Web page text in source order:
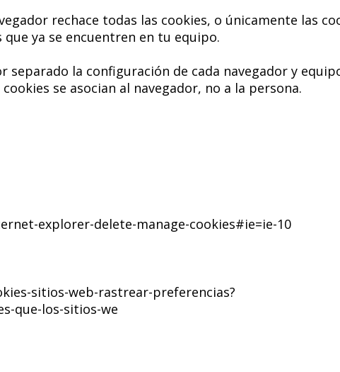
rechace todas las cookies, o únicamente las
ya se encuentren en tu equipo.
la configuración de cada navegador y
se asocian al navegador, no a la persona.
explorer-delete-manage-cookies#ie=ie-10
sitios-web-rastrear-preferencias?
que-los-sitios-we